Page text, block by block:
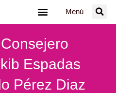
Menú
Espadas
Pérez Diaz